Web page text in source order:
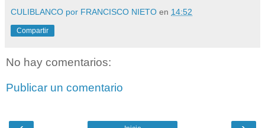
CULIBLANCO por FRANCISCO NIETO en 14:52
Compartir
No hay comentarios:
Publicar un comentario